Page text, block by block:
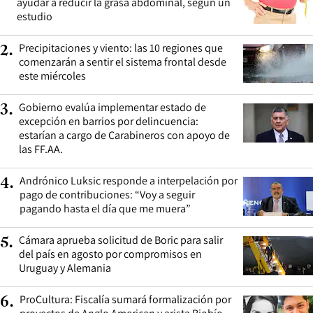
estudio
2. Precipitaciones y viento: las 10 regiones que
comenzarán a sentir el sistema frontal desde
este miércoles
3. Gobierno evalúa implementar estado de
excepción en barrios por delincuencia:
estarían a cargo de Carabineros con apoyo de
las FF.AA.
4. Andrónico Luksic responde a interpelación por
pago de contribuciones: “Voy a seguir
pagando hasta el día que me muera”
5. Cámara aprueba solicitud de Boric para salir
del país en agosto por compromisos en
Uruguay y Alemania
6. ProCultura: Fiscalía sumará formalización por